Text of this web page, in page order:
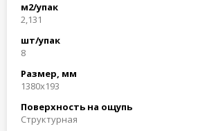
м2/упак
2,131
шт/упак
8
Размер, мм
1380x193
Поверхность на ощупь
Структурная